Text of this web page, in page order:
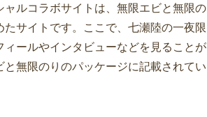
ャルコラボサイトは、無限エビと無限
たサイトです。ここで、七瀬陸の一夜
ィールやインタビューなどを見ること
と無限のりのパッケージに記載されてい